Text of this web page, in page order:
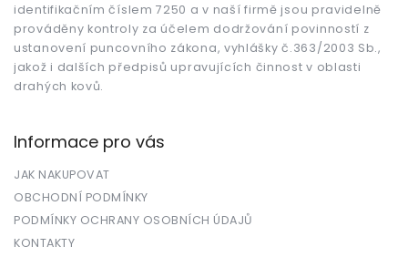
identifikačním číslem 7250 a v naší firmě jsou pravidelně
prováděny kontroly za účelem dodržování povinností z
ustanovení puncovního zákona, vyhlášky č.363/2003 Sb.,
jakož i dalších předpisů upravujících činnost v oblasti
drahých kovů.
Informace pro vás
JAK NAKUPOVAT
OBCHODNÍ PODMÍNKY
PODMÍNKY OCHRANY OSOBNÍCH ÚDAJŮ
KONTAKTY